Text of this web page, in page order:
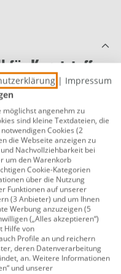
für Kunststoff
HSS zum
Stufenlos
Skalierung
Werke GmbH Bau-
51-57 |
| eMail:
3410241
| Impressum
möglichst angenehm zu
sind kleine Textdateien, die
Cookies (2
die Webseite anzeigen zu
Nachvollziehbarkeit bei
um den Warenkorb
Cookie-Kategorien
über die Nutzung
Funktionen auf unserer
(3 Anbieter) und um Ihnen
Werbung anzuzeigen (5
(„Alles akzeptieren“)
Hilfe von
Profile an und reichern
deren Datenverarbeitung
an. Weitere Informationen
und unserer